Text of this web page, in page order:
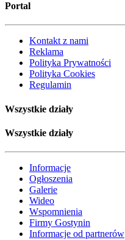
Portal
Kontakt z nami
Reklama
Polityka Prywatności
Polityka Cookies
Regulamin
Wszystkie działy
Wszystkie działy
Informacje
Ogłoszenia
Galerie
Wideo
Wspomnienia
Firmy Gostynin
Informacje od partnerów